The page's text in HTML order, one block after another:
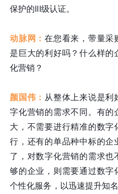
保护的III级认证。
动脉网：在您看来，带量采
是巨大的利好吗？什么样
化营销？
颜国伟： 从整体上来说是利
字化营销的需求不同。有的
大，不需要进行精准的数
行，还有的单品种中标的企
了，对数字化营销的需求也
够的企业，则需要通过数字
个性化服务，以迅速提升知名